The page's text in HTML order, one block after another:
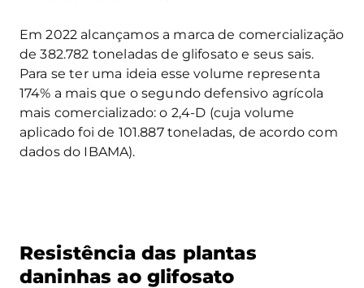
Em 2022 alcançamos a marca de comercialização
de 382.782 toneladas de glifosato e seus sais.
Para se ter uma ideia esse volume representa
174% a mais que o segundo defensivo agrícola
mais comercializado: o 2,4-D (cuja volume
aplicado foi de 101.887 toneladas, de acordo com
dados do IBAMA).
Resistência das plantas
daninhas ao glifosato